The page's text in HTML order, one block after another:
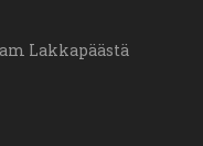
Lakkapäästä